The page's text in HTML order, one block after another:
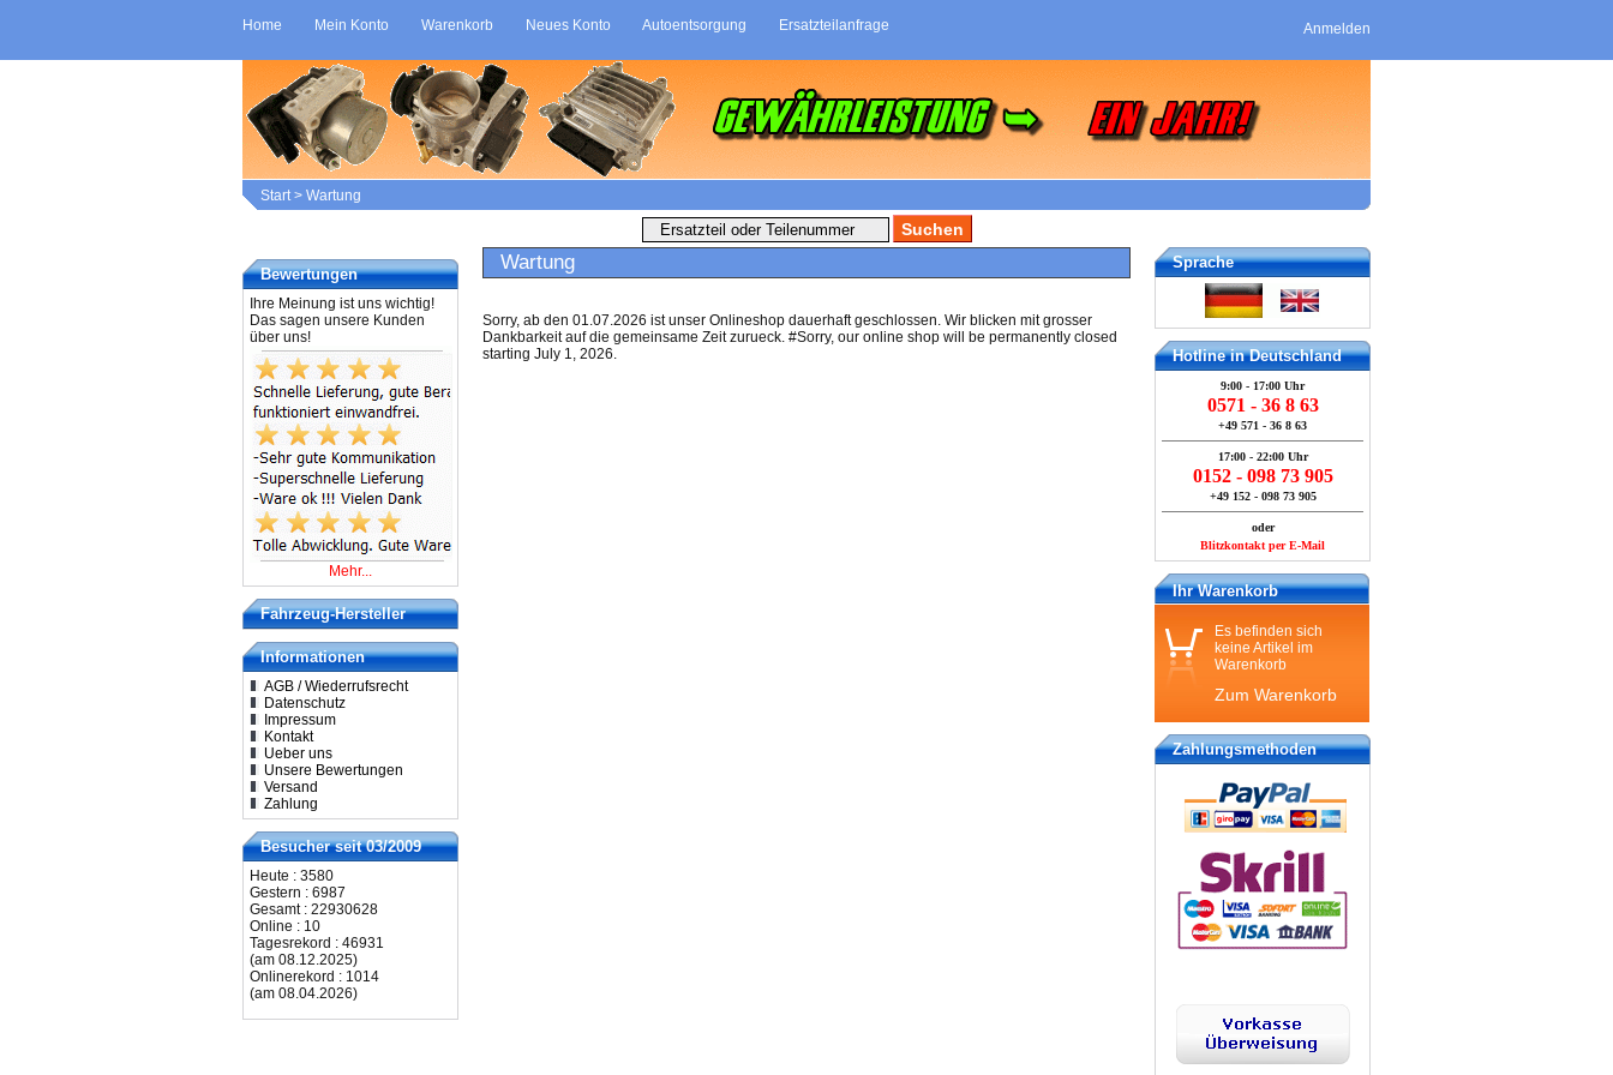
Home Mein Konto Warenkorb Neues Konto Autoentsorgung Ersatzteilanfrage Anmelden
Start> Wartung
Wartung
Sorry, ab den 01.07.2026 ist unser Onlineshop dauerhaft geschlossen. Wir blicken mit grosser
Dankbarkeit auf die gemeinsame Zeit zurueck. #Sorry, our online shop will be permanently closed
starting July 1, 2026.
Bewertungen
Ihre Meinung ist uns wichtig!
Das sagen unsere Kunden
über uns!
Mehr...
Fahrzeug-Hersteller
Informationen
AGB / Wiederrufsrecht
Datenschutz
Impressum
Kontakt
Ueber uns
Unsere Bewertungen
Versand
Zahlung
Besucher seit 03/2009
Heute : 3580
Gestern : 6987
Gesamt : 22930628
Online : 10
Tagesrekord : 46931
(am 08.12.2025)
Onlinerekord : 1014
(am 08.04.2026)
Sprache
Hotline in Deutschland
9:00 - 17:00 Uhr
0571 - 36 8 63
+49 571 - 36 8 63
17:00 - 22:00 Uhr
0152 - 098 73 905
+49 152 - 098 73 905
oder
Blitzkontakt per E-Mail
Ihr Warenkorb
Es befinden sich
keine Artikel im
Warenkorb
Zum Warenkorb
Zahlungsmethoden